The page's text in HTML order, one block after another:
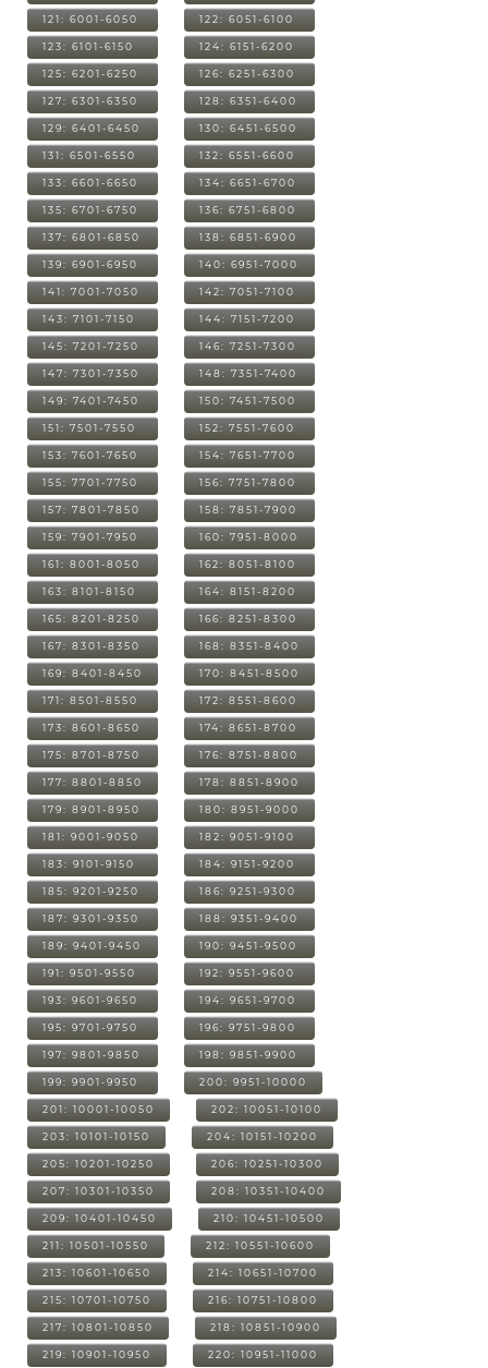
121: 6001-6050 122: 6051-6100
123: 6101-6150 124: 6151-6200
125: 6201-6250 126: 6251-6300
127: 6301-6350 128: 6351-6400
129: 6401-6450 130: 6451-6500
131: 6501-6550 132: 6551-6600
133: 6601-6650 134: 6651-6700
135: 6701-6750 136: 6751-6800
137: 6801-6850 138: 6851-6900
139: 6901-6950 140: 6951-7000
141: 7001-7050 142: 7051-7100
143: 7101-7150 144: 7151-7200
145: 7201-7250 146: 7251-7300
147: 7301-7350 148: 7351-7400
149: 7401-7450 150: 7451-7500
151: 7501-7550 152: 7551-7600
153: 7601-7650 154: 7651-7700
155: 7701-7750 156: 7751-7800
157: 7801-7850 158: 7851-7900
159: 7901-7950 160: 7951-8000
161: 8001-8050 162: 8051-8100
163: 8101-8150 164: 8151-8200
165: 8201-8250 166: 8251-8300
167: 8301-8350 168: 8351-8400
169: 8401-8450 170: 8451-8500
171: 8501-8550 172: 8551-8600
173: 8601-8650 174: 8651-8700
175: 8701-8750 176: 8751-8800
177: 8801-8850 178: 8851-8900
179: 8901-8950 180: 8951-9000
181: 9001-9050 182: 9051-9100
183: 9101-9150 184: 9151-9200
185: 9201-9250 186: 9251-9300
187: 9301-9350 188: 9351-9400
189: 9401-9450 190: 9451-9500
191: 9501-9550 192: 9551-9600
193: 9601-9650 194: 9651-9700
195: 9701-9750 196: 9751-9800
197: 9801-9850 198: 9851-9900
199: 9901-9950 200: 9951-10000
201: 10001-10050 202: 10051-10100
203: 10101-10150 204: 10151-10200
205: 10201-10250 206: 10251-10300
207: 10301-10350 208: 10351-10400
209: 10401-10450 210: 10451-10500
211: 10501-10550 212: 10551-10600
213: 10601-10650 214: 10651-10700
215: 10701-10750 216: 10751-10800
217: 10801-10850 218: 10851-10900
219: 10901-10950 220: 10951-11000